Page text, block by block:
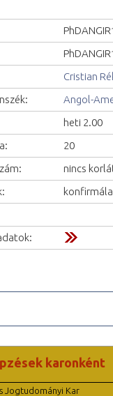
Cristian
Angol-
heti 2.00
20
nincs
karonként
Jogtudományi Kar